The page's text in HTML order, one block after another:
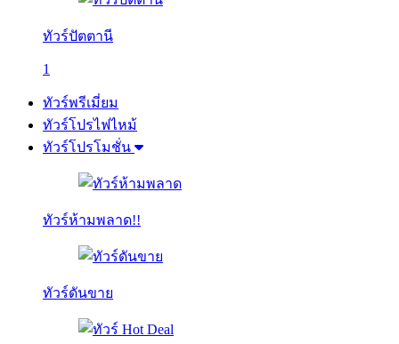
ทัวร์ปัตตานี
1
ทัวร์พรีเมี่ยม
ทัวร์โปรไฟไหม้
ทัวร์โปรโมชั่น
ทัวร์ห้ามพลาด!!
ทัวร์ดันขาย